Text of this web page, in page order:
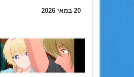
20 במאי 2026